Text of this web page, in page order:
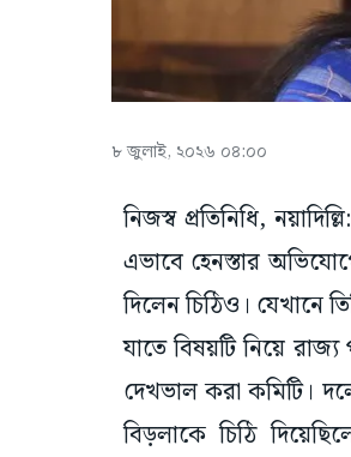
৮ জুলাই, ২০২৬ ০৪:০০
নিজস্ব প্রতিনিধি,
এভাবে হেনস্তার
দিলেন চিঠিও। যেখানে
যাতে বিষয়টি নিয়ে
দেখভাল করা কমিটি।
বিড়লাকে চিঠি